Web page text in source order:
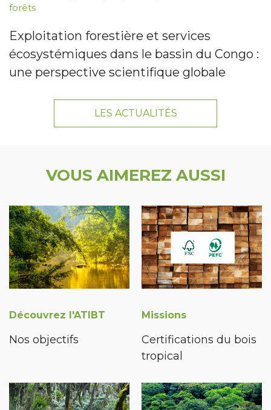
forêts
Exploitation forestière et services
écosystémiques dans le bassin du Congo :
une perspective scientifique globale
LES ACTUALITÉS
VOUS AIMEREZ AUSSI
Découvrez l'ATIBT
Nos objectifs
Missions
Certifications du bois
tropical